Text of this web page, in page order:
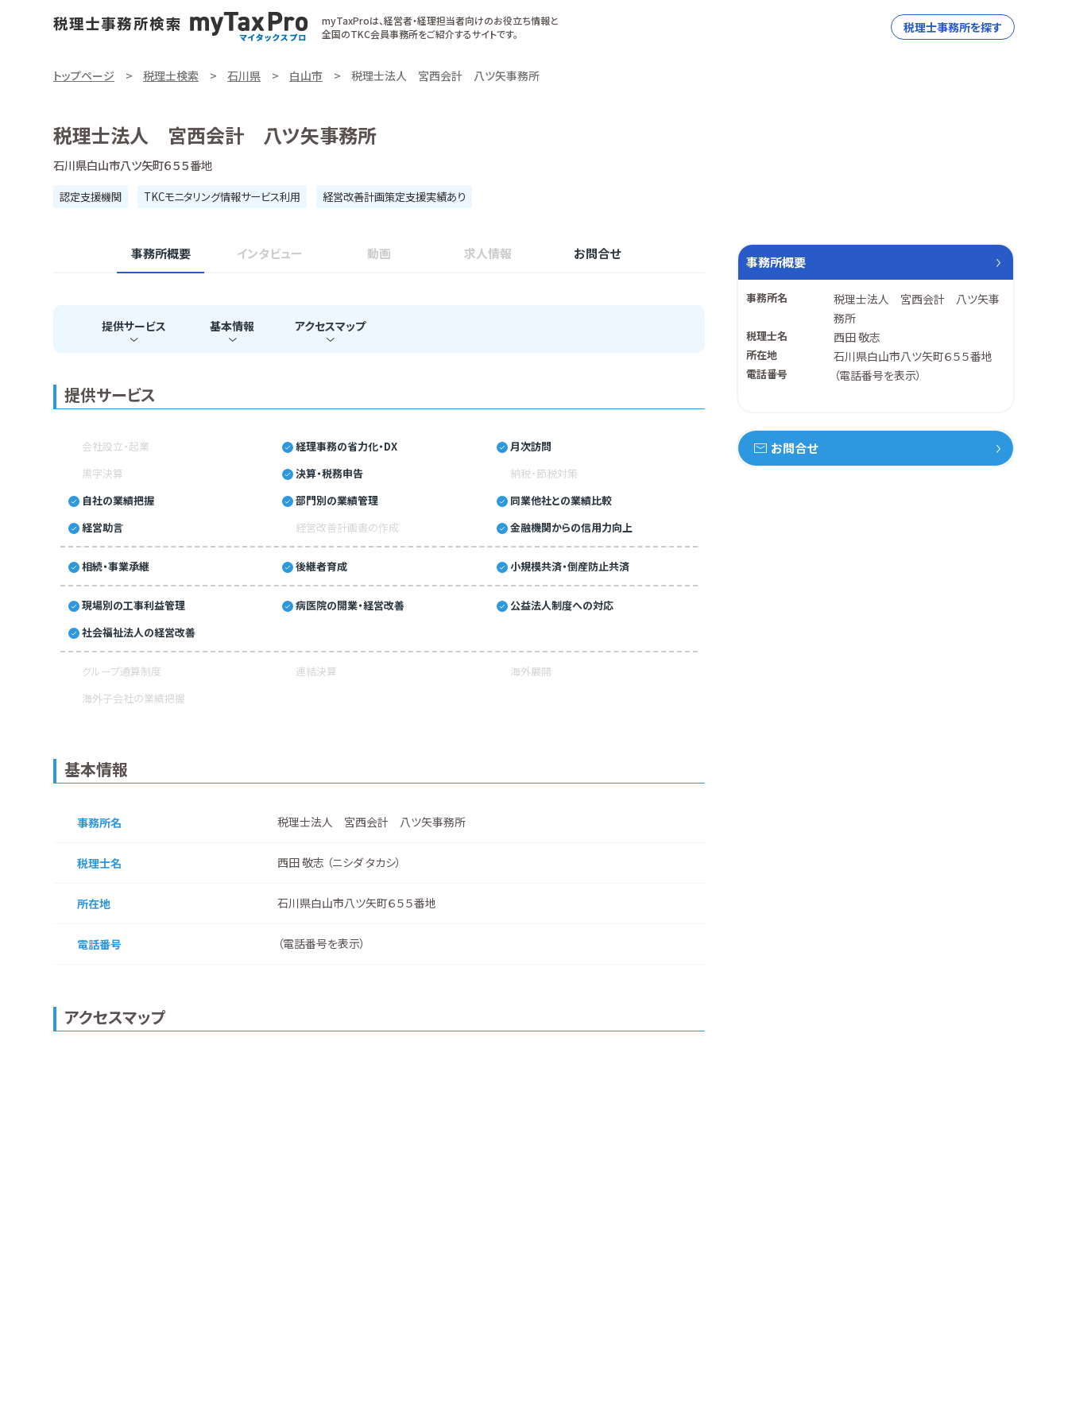
myTaxProは、経営者・経理担当者向けのお役立ち情報と
全国のTKC会員事務所をご紹介するサイトです。
税理士事務所を探す
トップページ 税理士検索 石川県 白山市 税理士法人 宮西会計 八ツ矢事務所
税理士法人 宮西会計 八ツ矢事務所
石川県白山市八ツ矢町６５５番地
認定支援機関 TKCモニタリング情報サービス利用 経営改善計画策定支援実績あり
事務所概要 インタビュー 動画 求人情報 お問合せ
提供サービス 基本情報 アクセスマップ
提供サービス
会社設立・起業 経理事務の省力化・DX
月次訪問
黒字決算
決算・税務申告
納税・節税対策
自社の業績把握
部門別の業績管理
同業他社との業績比較
経営助言
経営改善計画書の作成 金融機関からの信用力向上
相続・事業承継 後継者育成 小規模共済・倒産防止共済
現場別の工事利益管理 病医院の開業・経営改善
公益法人制度への対応
社会福祉法人の経営改善
グループ通算制度 連結決算
海外展開
海外子会社の業績把握
基本情報
事務所名 税理士法人 宮西会計 八ツ矢事務所
税理士名 西田 敬志 （ニシダ タカシ）
所在地 石川県白山市八ツ矢町６５５番地
電話番号 （電話番号を表示）
アクセスマップ
事務所概要
事務所名
税理士法人 宮西会計 八ツ矢事
務所
税理士名 西田 敬志
所在地 石川県白山市八ツ矢町６５５番地
電話番号 （電話番号を表示）
お問合せ